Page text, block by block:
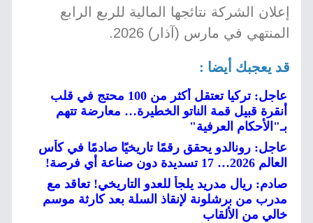
إعلان الشركة نتائجها المالية للربع الرابع
المنتهي في مارس (آذار) 2026.
قد يعجبك أيضا :
عاجل: تركيا تعتقل أكثر من 100 محتج في قلب
أنقرة قبيل قمة الناتو الخطيرة… معارضة تتهم
بـ"الأحكام العرفية"
عاجل: رونالدو يحقق رقمًا تاريخيًا صادمًا في كأس
العالم 2026… 17 تسديدة دون صناعة أي فرصة!
صادم: ريال مدريد يلجأ للعدو التاريخي! تعاقد مع
مدرب من برشلونة لإنقاذ السلة بعد كارثة موسم
خالي من الألقاب